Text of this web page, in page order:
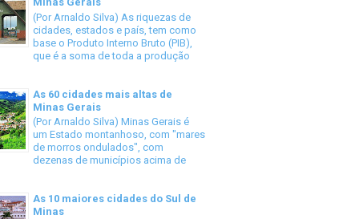
(Por Arnaldo Silva) As riquezas de
cidades, estados e país, tem como
base o Produto Interno Bruto (PIB),
que é a soma de toda a produção
As 60 cidades mais altas de
Minas Gerais
(Por Arnaldo Silva) Minas Gerais é
um Estado montanhoso, com "mares
de morros ondulados", com
dezenas de municípios acima de
As 10 maiores cidades do Sul de
Minas